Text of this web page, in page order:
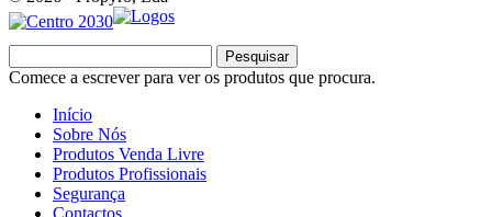
Pesquisar
Comece a escrever para ver os produtos que procura.
Início
Sobre Nós
Produtos Venda Livre
Produtos Profissionais
Segurança
Contactos